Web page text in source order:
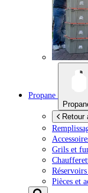
Propane
Retour
Grils et
Pièces et